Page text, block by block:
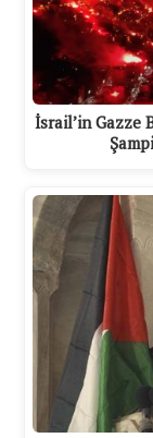
İsrail’in Gazze